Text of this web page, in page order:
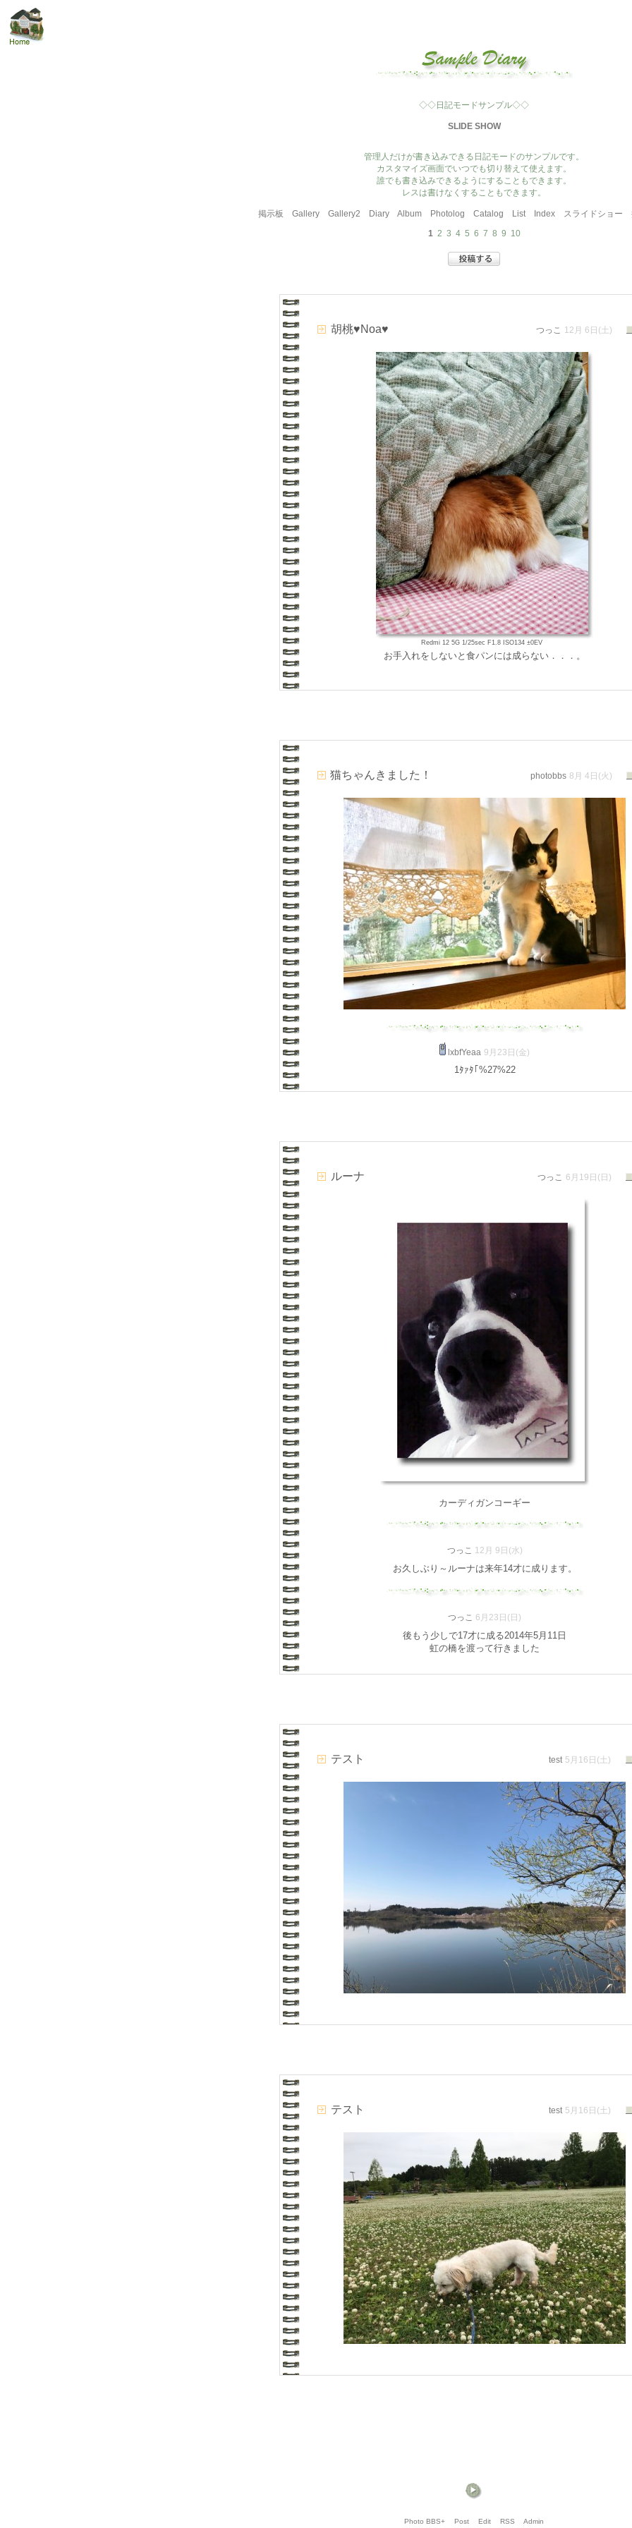
◇◇日記モードサンプル◇◇
SLIDE SHOW
管理人だけが書き込みできる日記モードのサンプルです。
カスタマイズ画面でいつでも切り替えて使えます。
誰でも書き込みできるようにすることもできます。
レスは書けなくすることもできます。
掲示板 Gallery Gallery2 Diary Album Photolog Catalog List Index スライドショー
1 2 3 4 5 6 7 8 9 10
胡桃♥Noa♥ つっこ 12月 6日(土)
Redmi 12 5G 1/25sec F1.8 ISO134 ±0EV
お手入れをしないと食パンには成らない．．．。
猫ちゃんきました！ photobbs 8月 4日(火)
lxbfYeaa 9月23日(金)
1ﾀｧﾀ｢%27%22
ルーナ つっこ 6月19日(日)
カーディガンコーギー
つっこ 12月 9日(水)
お久しぶり～ルーナは来年14才に成ります。
つっこ 6月23日(日)
後もう少しで17才に成る2014年5月11日
虹の橋を渡って行きました
テスト test 5月16日(土)
テスト test 5月16日(土)
Photo BBS+ Post Edit RSS Admin